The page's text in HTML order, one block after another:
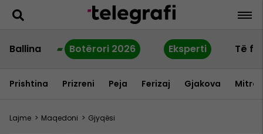
Ballina Botërori 2026 Eksperti Të
Prishtina Prizreni Peja Ferizaj Gjakova
Lajme > Maqedoni > Gjyqësi